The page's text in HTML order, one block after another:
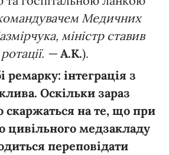
Медичних
міністр ставив
ротації. — А.К.).
ремарку: інтеграція з
Оскільки зараз
скаржаться на те, що при
цивільного медзакладу
переповідати